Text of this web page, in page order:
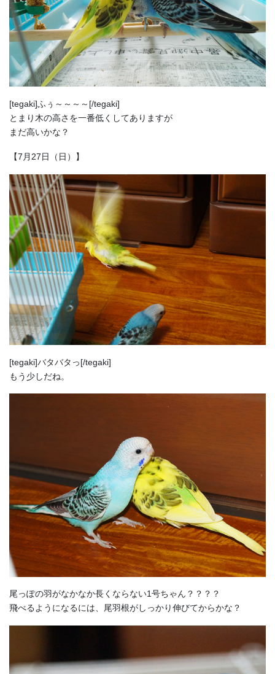
[tegaki]ふぅ～～～～[/tegaki]
とまり木の高さを一番低くしてありますが
まだ高いかな？
【7月27日（日）】
[tegaki]バタバタっ[/tegaki]
もう少しだね。
尾っぽの羽がなかなか長くならない1号ちゃん？？？？
飛べるようになるには、尾羽根がしっかり伸びてからかな？